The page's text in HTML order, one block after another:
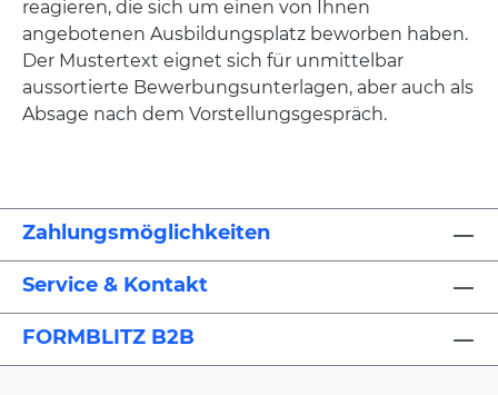
reagieren, die sich um einen von Ihnen
angebotenen Ausbildungsplatz beworben haben.
Der Mustertext eignet sich für unmittelbar
aussortierte Bewerbungsunterlagen, aber auch als
Absage nach dem Vorstellungsgespräch.
Zahlungsmöglichkeiten
Service & Kontakt
FORMBLITZ B2B